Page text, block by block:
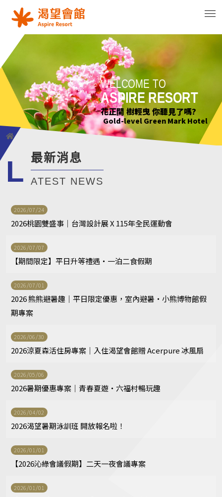
WELCOME TO
ASPIRE RESORT
花正開 樹輕曳 你聽見了嗎?
Gold-level Green Mark Hotel
WELCOME TO
ASPIRE RESORT
只要席地而坐 小確幸不用等待
Gold-level Green Mark Hotel
WELCOME TO
ASPIRE RESORT
綠意萌動迎朝曦
Gold-level Green Mark Hotel
WELCOME TO
ASPIRE RESORT
花正開 樹輕曳 你聽見了嗎?
Gold-level Green Mark Hotel
最新消息
L ATEST NEWS
2026/07/24
2026桃園雙盛事｜台灣設計展 X 115年全民運動會
2026/07/07
【期間限定】平日升等禮遇・一泊二食假期
2026/07/01
2026 熊熊避暑趣｜平日限定優惠，室內避暑・小熊博物館假
期專案
2026/06/30
2026涼夏森活住房專案｜入住渴望會館贈 Acerpure 冰風扇
2026/05/06
2026暑期優惠專案｜青春夏遊・六福村暢玩趣
2026/04/02
2026渴望暑期泳訓班 開放報名啦！
2026/01/01
【2026沁綠會議假期】二天一夜會議專案
2026/01/01